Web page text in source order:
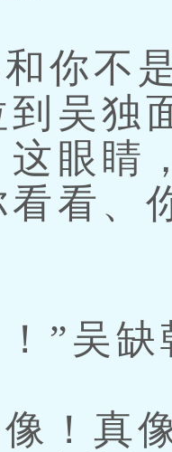
你不
到吴独
这眼睛
看、
”吴缺
！真